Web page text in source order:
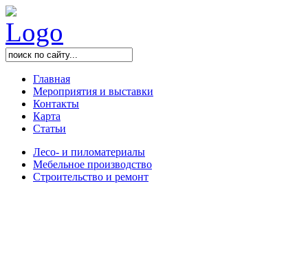
Главная
Мероприятия и выставки
Контакты
Карта
Статьи
Лесо- и пиломатериалы
Мебельное производство
Строительство и ремонт